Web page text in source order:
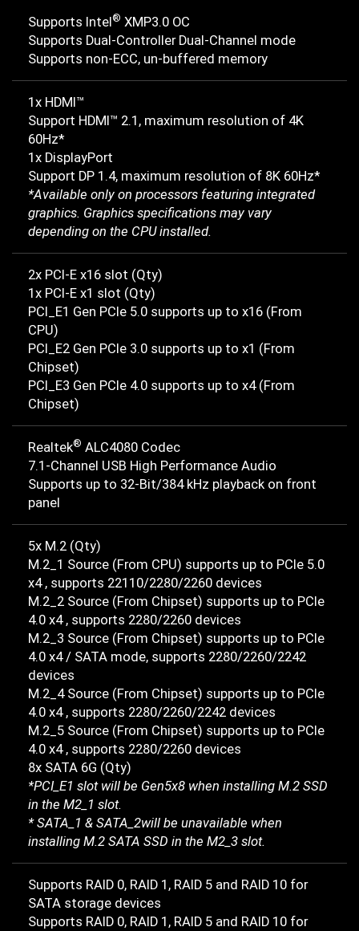
Supports Intel ® XMP3.0 OC
Supports Dual-Controller Dual-Channel mode
Supports non-ECC, un-buffered memory
1x HDMI™
Support HDMI™ 2.1, maximum resolution of 4K
60Hz*
1x DisplayPort
Support DP 1.4, maximum resolution of 8K 60Hz*
*Available only on processors featuring integrated
graphics. Graphics specifications may vary
depending on the CPU installed.
2x PCI-E x16 slot (Qty)
1x PCI-E x1 slot (Qty)
PCI_E1 Gen PCIe 5.0 supports up to x16 (From
CPU)
PCI_E2 Gen PCIe 3.0 supports up to x1 (From
Chipset)
PCI_E3 Gen PCIe 4.0 supports up to x4 (From
Chipset)
Realtek® ALC4080 Codec
7.1-Channel USB High Performance Audio
Supports up to 32-Bit/384 kHz playback on front
panel
5x M.2 (Qty)
M.2_1 Source (From CPU) supports up to PCIe 5.0
x4 , supports 22110/2280/2260 devices
M.2_2 Source (From Chipset) supports up to PCIe
4.0 x4 , supports 2280/2260 devices
M.2_3 Source (From Chipset) supports up to PCIe
4.0 x4 / SATA mode, supports 2280/2260/2242
devices
M.2_4 Source (From Chipset) supports up to PCIe
4.0 x4 , supports 2280/2260/2242 devices
M.2_5 Source (From Chipset) supports up to PCIe
4.0 x4 , supports 2280/2260 devices
8x SATA 6G (Qty)
*PCI_E1 slot will be Gen5x8 when installing M.2 SSD
in the M2_1 slot.
* SATA_1 & SATA_2will be unavailable when
installing M.2 SATA SSD in the M2_3 slot.
Supports RAID 0, RAID 1, RAID 5 and RAID 10 for
SATA storage devices
Supports RAID 0, RAID 1, RAID 5 and RAID 10 for